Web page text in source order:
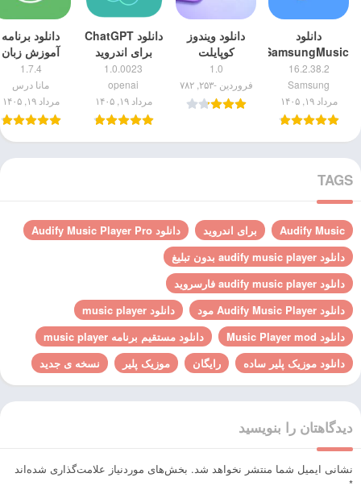
دانلود
SamsungMusic
برای شیاومی
(پورت شده برای
گوشی های غیر
سامسونگ😊)
16.2.38.2
Samsung
مرداد ۱۹, ۱۴۰۵
دانلود ویندوز
کوپایلت
(Windows
Copilot)
1.0
فروردین -۲۵۳, ۷۸۲
دانلود ChatGPT
برای اندروید
[نسخه رسمی]
1.0.0023
openai
مرداد ۱۹, ۱۴۰۵
دانلود برنامه
آموزش زبان
انگلیسی
– زبانیست
(ایرانی)
1.7.4
مانا درس
مرداد ۱۹, ۱۴۰۵
TAGS
Audify Music برای اندروید
دانلود Audify Music Player Pro
دانلود audify music player بدون تبلیغ
دانلود audify music player فارسروید
دانلود Audify Music Player مود
دانلود music player
دانلود Music Player mod
دانلود مستقیم برنامه music player
دانلود موزیک پلیر ساده
رایگان موزیک پلیر نسخه ی جدید
دیدگاهتان را بنویسید
نشانی ایمیل شما منتشر نخواهد شد. بخش‌های موردنیاز علامت‌گذاری شده‌اند
*